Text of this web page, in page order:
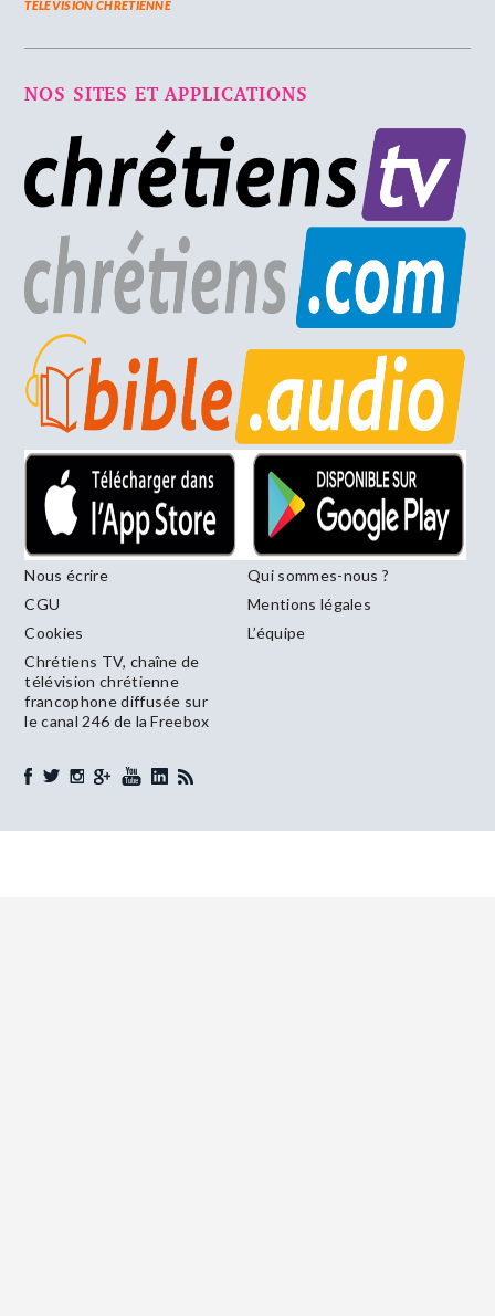
TELEVISION CHRETIENNE
NOS SITES ET APPLICATIONS
Nous écrire
Qui sommes-nous ?
CGU
Mentions légales
Cookies
L’équipe
Chrétiens TV, chaîne de
télévision chrétienne
francophone diffusée sur
le canal 246 de la Freebox